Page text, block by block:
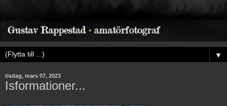
▼
tisdag, mars 07, 2023
Isformationer...